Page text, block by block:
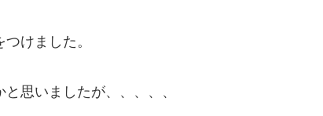
けました。
思いましたが、、、、、